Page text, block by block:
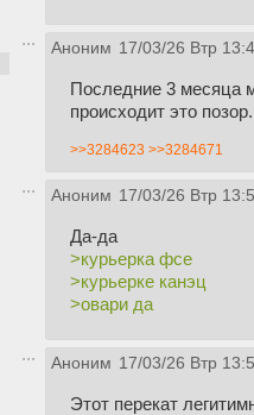
Аноним 17/03/26 Втр
Последние 3 месяца
происходит это
>>3284623 >>3284671
Аноним 17/03/26 Втр
Да-да
>курьерка фсе
>курьерке канэц
>овари да
Аноним 17/03/26 Втр
Этот перекат